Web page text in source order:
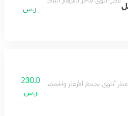
ر.س
عطر أنثوي يجمع الأزهار والحمضيات مع المسك
230.0
ر.س